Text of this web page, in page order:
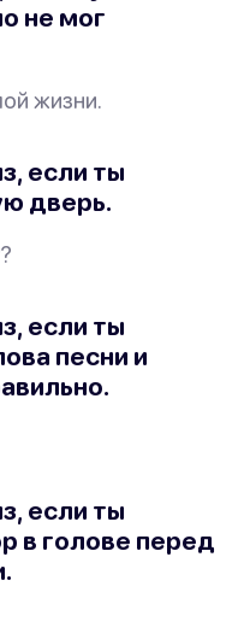
не мог
жизни.
если ты
дверь.
если ты
песни и
если ты
в голове перед